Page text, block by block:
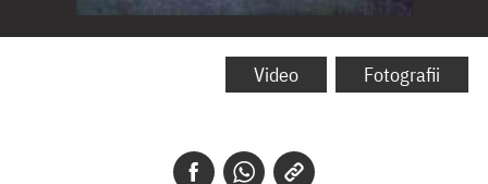
Sfântul
Video Fotografii